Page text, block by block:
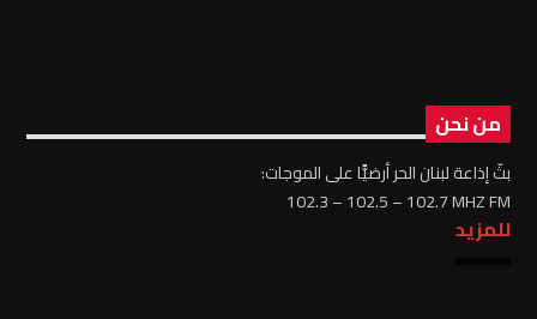
من نحن
بثّ إذاعة لبنان الحر أرضيًّا على الموجات:
102.3 – 102.5 – 102.7 MHZ FM
للمزيد